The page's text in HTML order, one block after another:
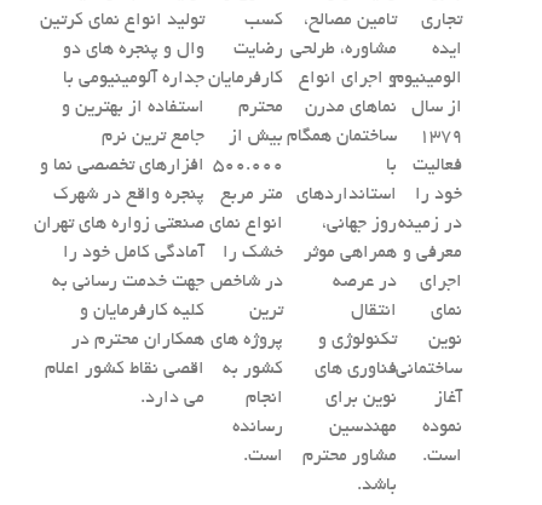
تجاری
ایده
الومینیوم
از سال
1379
فعالیت
خود را
در زمینه
معرفی و
اجرای
نمای
نوین
ساختمانی
آغاز
نموده
است.
تامین مصالح،
مشاوره، طرلحی
و اجرای انواع
نماهای مدرن
ساختمان همگام
با
استانداردهای
روز جهانی،
همراهی موثر
در عرصه
انتقال
تکنولوژی و
فناوری های
نوین برای
مهندسین
مشاور محترم
باشد.
کسب
رضایت
کارفرمایان
محترم
بیش از
500.000
متر مربع
انواع نمای
خشک را
در شاخص
ترین
پروژه های
کشور به
انجام
رسانده
است.
تولید انواع نمای کرتین
وال و پنجره های دو
جداره آلومینیومی با
استفاده از بهترین و
جامع ترین نرم
افزارهای تخصصی نما و
پنجره واقع در شهرک
صنعتی زواره های تهران
آمادگی کامل خود را
جهت خدمت رسانی به
کلیه کارفرمایان و
همکاران محترم در
اقصی نقاط کشور اعلام
می دارد.